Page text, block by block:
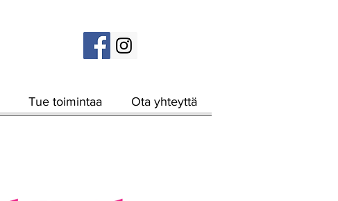
Tue toimintaa Ota yhteyttä